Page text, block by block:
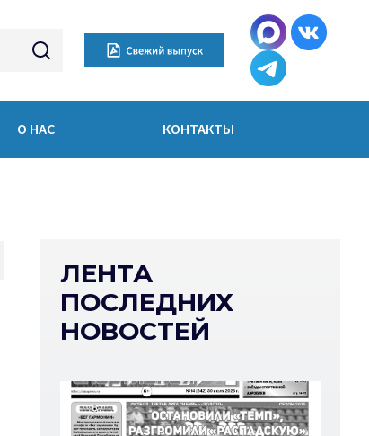
О НАС КОНТАКТЫ
ЛЕНТА
ПОСЛЕДНИХ
НОВОСТЕЙ